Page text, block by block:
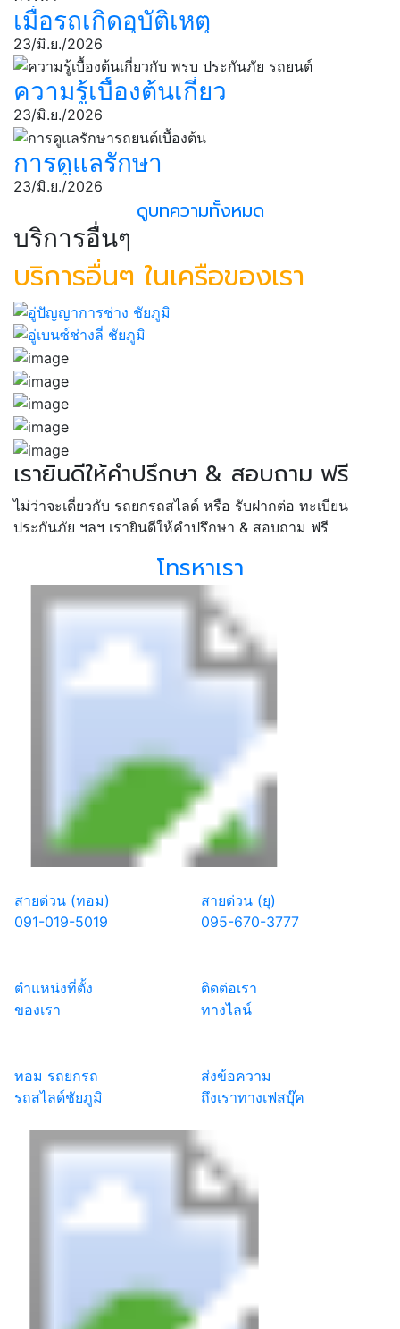
เมื่อรถเกิดอุบัติเหตุ
หรือเกิดปัญหา
ระหว่างเดินทาง สิ่ง
แรกที่ควรทํา
23/มิ.ย./2026
ความรู้เบื้องต้นเกี่ยว
กับ พรบ ประกันภัย
รถยนต์
23/มิ.ย./2026
การดูแลรักษา
รถยนต์เบื้องต้น
23/มิ.ย./2026
ดูบทความทั้งหมด
บริการอื่นๆ
บริการอื่นๆ ในเครือของเรา
เรายินดีให้คำปรึกษา & สอบถาม ฟรี
ไม่ว่าจะเดี่ยวกับ รถยกรถสไลด์ หรือ รับฝากต่อ ทะเบียน
ประกันภัย ฯลฯ เรายินดีให้คำปรึกษา & สอบถาม ฟรี
โทรหาเรา
สายด่วน (ทอม)
091-019-5019
สายด่วน (ยุ)
095-670-3777
ตำแหน่งที่ตั้ง
ของเรา
ติดต่อเรา
ทางไลน์
ทอม รถยกรถ
รถสไลด์ชัยภูมิ
ส่งข้อความ
ถึงเราทางเฟสบุ๊ค